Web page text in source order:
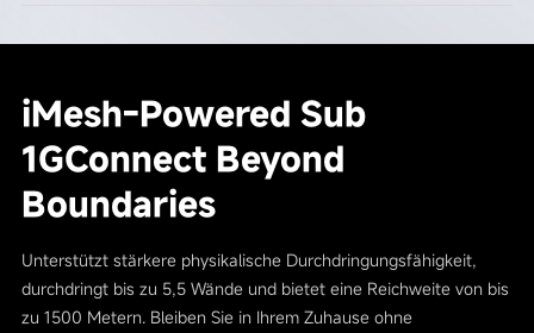
iMesh-Powered Sub
1GConnect Beyond
Boundaries
Unterstützt stärkere physikalische Durchdringungsfähigkeit,
durchdringt bis zu 5,5 Wände und bietet eine Reichweite von bis
zu 1500 Metern. Bleiben Sie in Ihrem Zuhause ohne